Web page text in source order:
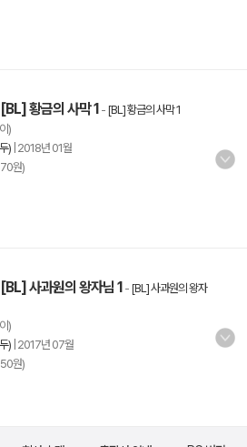
황금의 사막 1- [BL] 황금의 사막 1
)
) 2018년 01월
원)
사과원의 왕자님 1- [BL] 사과원의 왕자
)
) 2017년 07월
원)